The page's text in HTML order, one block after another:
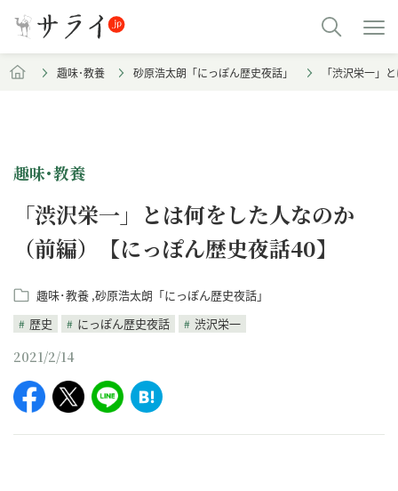
趣味･教養 砂原浩太朗「にっぽん歴史夜話」 「渋沢栄一」
趣味･教養
「渋沢栄一」とは何をした人なのか
（前編）【にっぽん歴史夜話40】
趣味･教養 砂原浩太朗「にっぽん歴史夜話」
歴史
にっぽん歴史夜話 渋沢栄一
2021/2/14